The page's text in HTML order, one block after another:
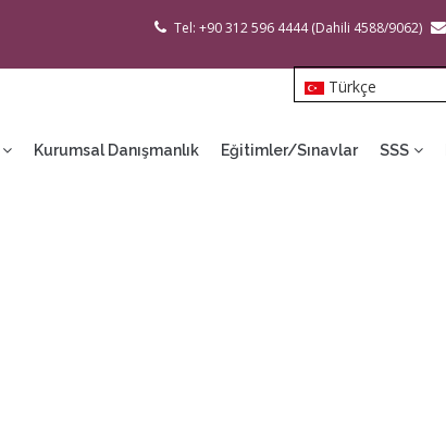
Tel: +90 312 596 4444 (Dahili 4588/9062)
Türkçe
Kurumsal Danışmanlık Eğitimler/Sınavlar SSS